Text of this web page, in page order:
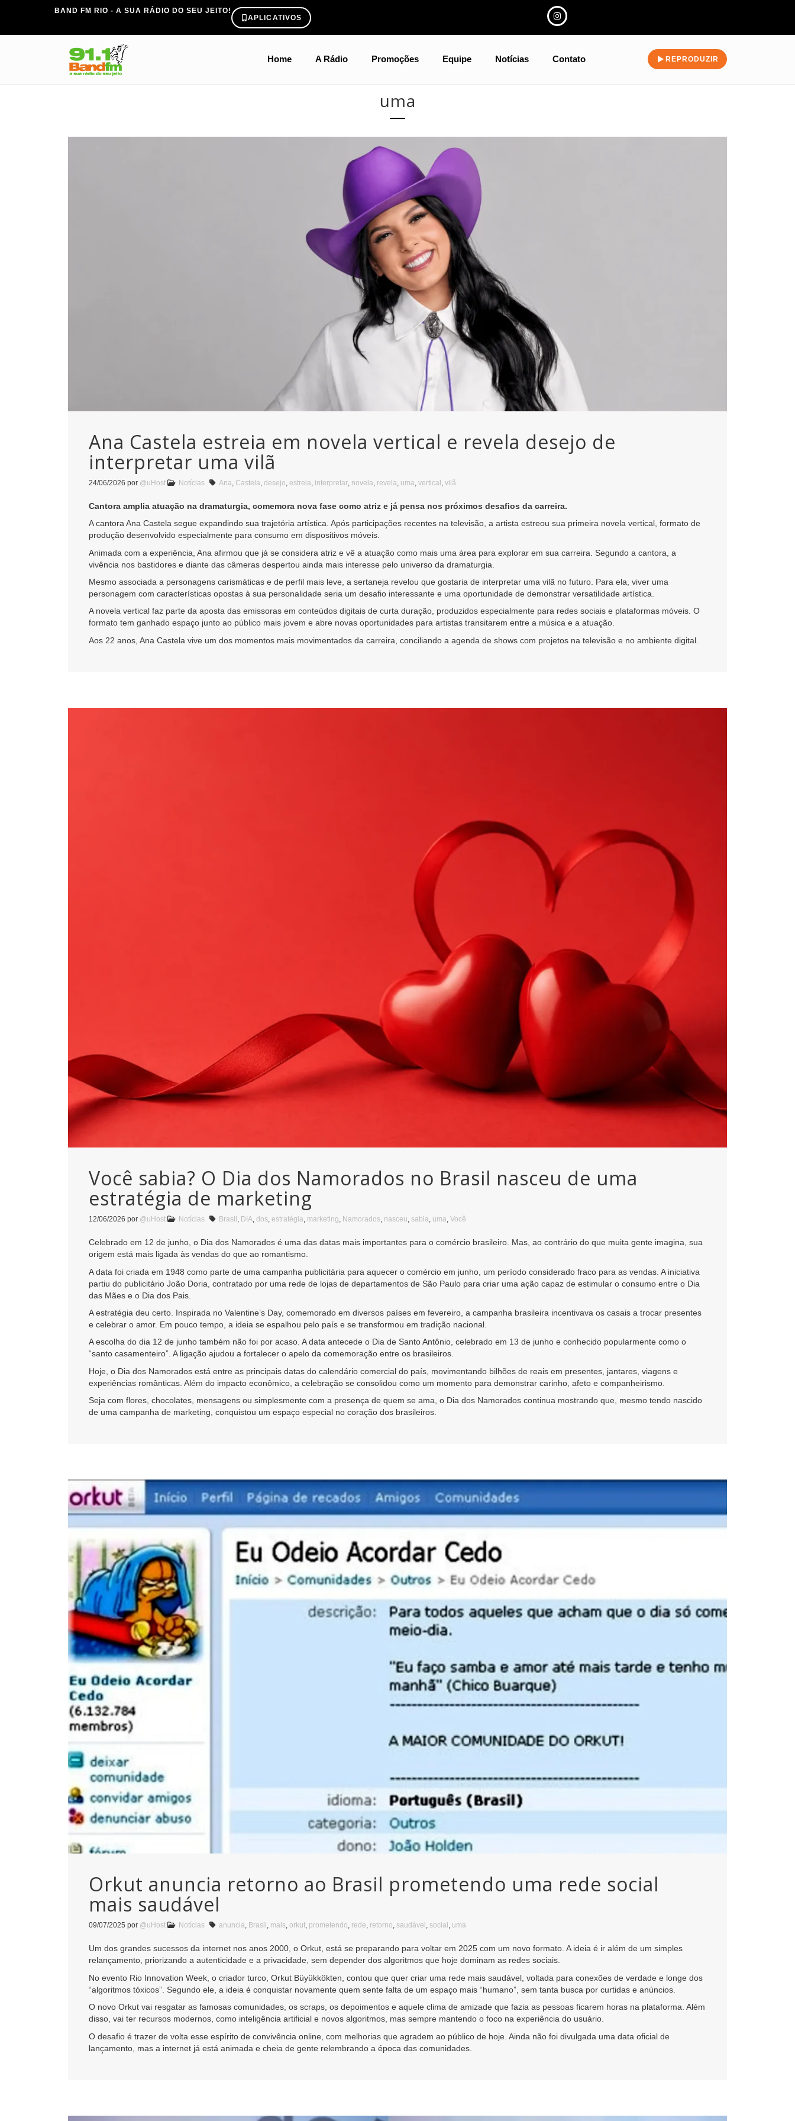
BAND FM RIO - A SUA RÁDIO DO SEU JEITO!
APLICATIVOS
Home A Rádio Promoções Equipe Notícias Contato REPRODUZIR
uma
Ana Castela estreia em novela vertical e revela desejo de
interpretar uma vilã
24/06/2026 por @uHost Notícias Ana, Castela, desejo, estreia, interpretar, novela, revela, uma, vertical, vilã
Cantora amplia atuação na dramaturgia, comemora nova fase como atriz e já pensa nos próximos desafios da carreira.
A cantoraAna Castela segue expandindo sua trajetória artística. Após participações recentes na televisão, a artista estreou sua primeira novela vertical, formato de
produção desenvolvido especialmente para consumo em dispositivos móveis.
Animada com a experiência, Ana afirmou que já se considera atriz e vê a atuação como mais uma área para explorar em sua carreira. Segundo a cantora, a
vivência nos bastidores e diante das câmeras despertou ainda mais interesse pelo universo da dramaturgia.
Mesmo associada a personagens carismáticas e de perfil mais leve, a sertaneja revelou que gostaria de interpretar uma vilã no futuro. Para ela, viver uma
personagem com características opostas à sua personalidade seria um desafio interessante e uma oportunidade de demonstrar versatilidade artística.
A novela vertical faz parte da aposta das emissoras em conteúdos digitais de curta duração, produzidos especialmente para redes sociais e plataformas móveis. O
formato tem ganhado espaço junto ao público mais jovem e abre novas oportunidades para artistas transitarem entre a música e a atuação.
Aos 22 anos, Ana Castela vive um dos momentos mais movimentados da carreira, conciliando a agenda de shows com projetos na televisão e no ambiente digital.
Você sabia? O Dia dos Namorados no Brasil nasceu de uma
estratégia de marketing
12/06/2026 por @uHost Notícias Brasil , DIA, dos, estratégia, marketing, Namorados, nasceu, sabia, uma, Você
Celebrado em 12 de junho, o Dia dos Namorados é uma das datas mais importantes para o comércio brasileiro. Mas, ao contrário do que muita gente imagina, sua
origem está mais ligada às vendas do que ao romantismo.
A data foi criada em 1948 como parte de uma campanha publicitária para aquecer o comércio em junho, um período considerado fraco para as vendas. A iniciativa
partiu do publicitário João Doria, contratado por uma rede de lojas de departamentos de São Paulo para criar uma ação capaz de estimular o consumo entre o Dia
das Mães e o Dia dos Pais.
A estratégia deu certo. Inspirada no Valentine’s Day, comemorado em diversos países em fevereiro, a campanha brasileira incentivava os casais a trocar presentes
e celebrar o amor. Em pouco tempo, a ideia se espalhou pelo país e se transformou em tradição nacional.
A escolha do dia 12 de junho também não foi por acaso. A data antecede o Dia de Santo Antônio, celebrado em 13 de junho e conhecido popularmente como o
“santo casamenteiro”. A ligação ajudou a fortalecer o apelo da comemoração entre os brasileiros.
Hoje, o Dia dos Namorados está entre as principais datas do calendário comercial do país, movimentando bilhões de reais em presentes, jantares, viagens e
experiências românticas. Além do impacto econômico, a celebração se consolidou como um momento para demonstrar carinho, afeto e companheirismo.
Seja com flores, chocolates, mensagens ou simplesmente com a presença de quem se ama, o Dia dos Namorados continua mostrando que, mesmo tendo nascido
de uma campanha de marketing, conquistou um espaço especial no coração dos brasileiros.
Orkut anuncia retorno ao Brasil prometendo uma rede social
mais saudável
09/07/2025 por @uHost Notícias anuncia, Brasil , mais, orkut, prometendo, rede, retorno, saudável , social , uma
Um dos grandes sucessos da internet nos anos 2000, o Orkut, está se preparando para voltar em 2025 com um novo formato. A ideia é ir além de um simples
relançamento, priorizando a autenticidade e a privacidade, sem depender dos algoritmos que hoje dominam as redes sociais.
No evento Rio Innovation Week, o criador turco, Orkut Büyükkökten, contou que quer criar uma rede mais saudável, voltada para conexões de verdade e longe dos
“algoritmos tóxicos”. Segundo ele, a ideia é conquistar novamente quem sente falta de um espaço mais “humano”, sem tanta busca por curtidas e anúncios.
O novo Orkut vai resgatar as famosas comunidades, os scraps, os depoimentos e aquele clima de amizade que fazia as pessoas ficarem horas na plataforma. Além
disso, vai ter recursos modernos, como inteligência artificial e novos algoritmos, mas sempre mantendo o foco na experiência do usuário.
O desafio é trazer de volta esse espírito de convivência online, com melhorias que agradem ao público de hoje. Ainda não foi divulgada uma data oficial de
lançamento, mas a internet já está animada e cheia de gente relembrando a época das comunidades.